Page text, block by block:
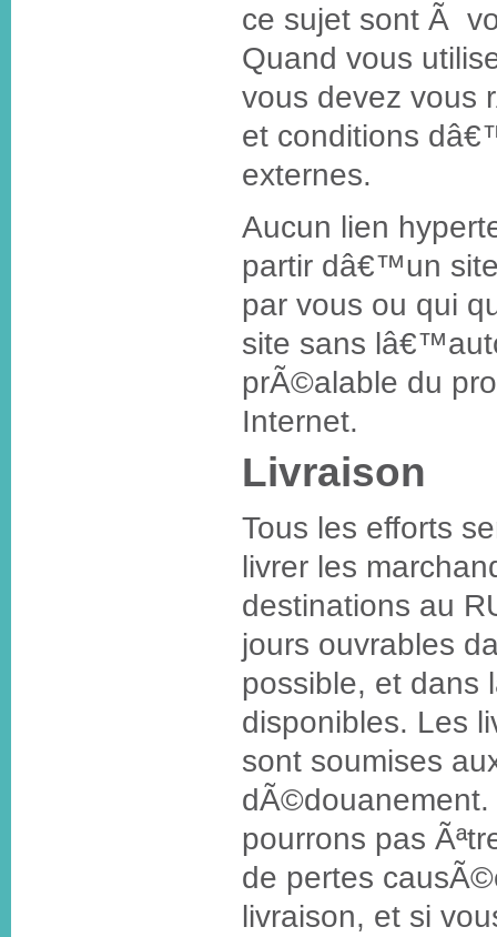
ce sujet sont Ã
Quand vous
vous devez vous
et conditions
externes.
Aucun lien
partir dâ€™un
par vous ou qui
site sans
prÃ©alable du
Internet.
Livraison
Tous les efforts
livrer les
destinations au
jours ouvrables
possible, et dans
disponibles. Les
sont soumises
dÃ©douanement.
pourrons pas
de pertes
livraison, et si